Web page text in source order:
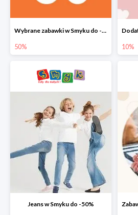
Wybrane zabawki w Smyku do -50%
50% 10%
Jeans w Smyku do -50%